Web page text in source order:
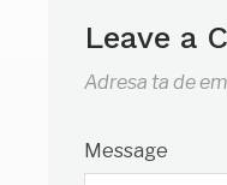
Leave a
Adresa ta de
Message